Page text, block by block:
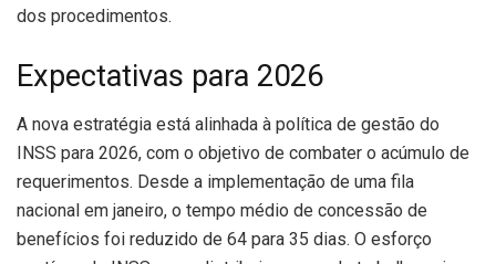
dos procedimentos.
Expectativas para 2026
A nova estratégia está alinhada à política de gestão do
INSS para 2026, com o objetivo de combater o acúmulo de
requerimentos. Desde a implementação de uma fila
nacional em janeiro, o tempo médio de concessão de
benefícios foi reduzido de 64 para 35 dias. O esforço